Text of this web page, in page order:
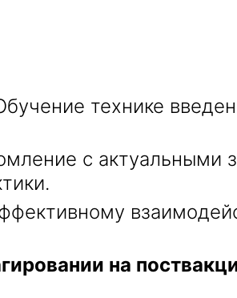
технике
с актуальными
на